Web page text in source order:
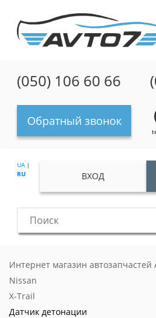
(050) 106 60 66
Обратный звонок
UA|
RU
ВХОД
Интернет магазин автозапчастей
Nissan
X-Trail
Датчик детонации